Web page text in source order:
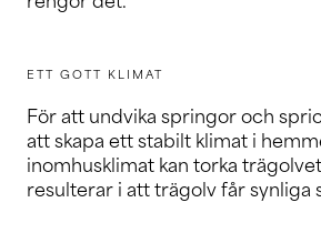
ETT GOTT KLIMAT
För att undvika springor och
att skapa ett stabilt klimat i
inomhusklimat kan torka
resulterar i att trägolv får synliga